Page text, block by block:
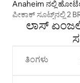
Anaheim ನಲ್ಲಿ
ಪೀಕಾಕ್ ಸೂಟ್ಸ್‌ನಲ್ಲಿ 2
ಲಾಸ್
ತಿಂಗಳು